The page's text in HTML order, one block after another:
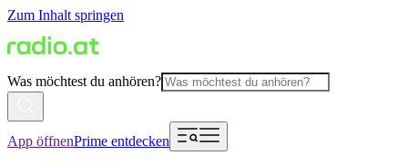
Zum Inhalt springen
Was möchtest du anhören?
App öffnenPrime entdecken